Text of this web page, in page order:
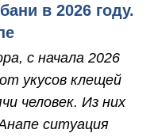
в 2026 году.
с начала 2026
укусов клещей
человек. Из них
ситуация